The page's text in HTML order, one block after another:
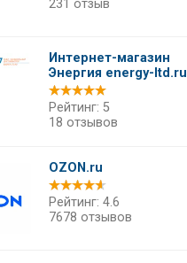
231 отзыв
Интернет-магазин
Энергия energy-ltd.ru
Рейтинг: 5
18 отзывов
OZON.ru
Рейтинг: 4.6
7678 отзывов